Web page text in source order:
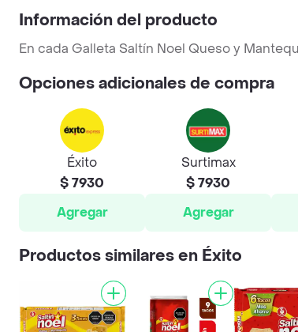
Información del producto
En cada Galleta Saltín Noel Queso y
Opciones adicionales de compra
Éxito
$ 7930
Agregar
Surtimax
$ 7930
Agregar
Productos similares en Éxito